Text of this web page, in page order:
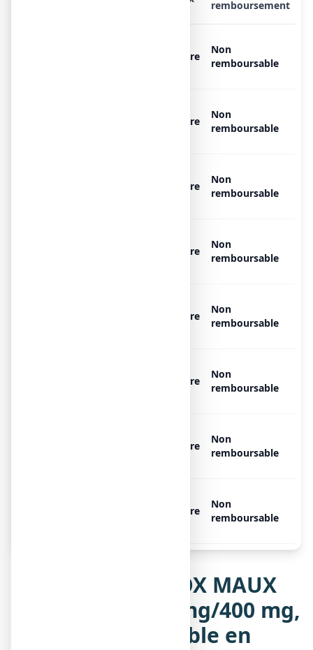
remboursement
Libre
Non
remboursable
Libre
Non
remboursable
Libre
Non
remboursable
Libre
Non
remboursable
Libre
Non
remboursable
Libre
Non
remboursable
Libre
Non
remboursable
Libre
Non
remboursable
Notice de MAALOX MAUX
D'ESTOMAC 460 mg/400 mg,
suspension buvable en